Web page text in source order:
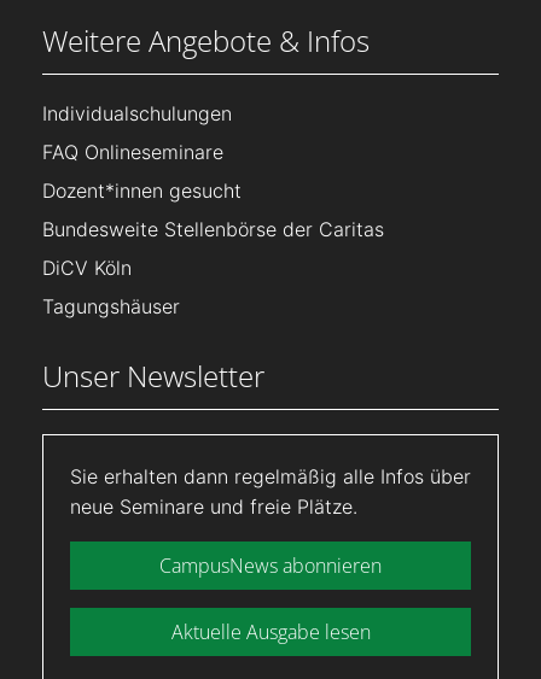
Weitere Angebote & Infos
Individualschulungen
FAQ Onlineseminare
Dozent*innen gesucht
Bundesweite Stellenbörse der Caritas
DiCV Köln
Tagungshäuser
Unser Newsletter
Sie erhalten dann regelmäßig alle Infos über
neue Seminare und freie Plätze.
CampusNews abonnieren
Aktuelle Ausgabe lesen